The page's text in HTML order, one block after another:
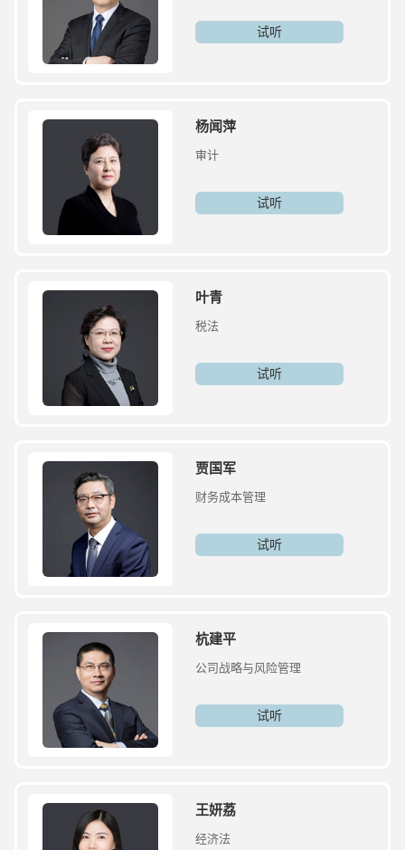
试听
杨闻萍
审计
试听
叶青
税法
试听
贾国军
财务成本管理
试听
杭建平
公司战略与风险管理
试听
王妍荔
经济法